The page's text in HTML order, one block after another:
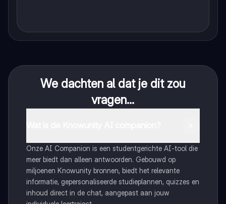
We dachten al dat je dit zou
vragen...
Onze AI Companion is een studentgerichte AI-tool die
meer biedt dan alleen antwoorden. Gebouwd op
miljoenen Knowunity bronnen, biedt het relevante
informatie, gepersonaliseerde studieplannen, quizzes en
inhoud direct in de chat, aangepast aan jouw